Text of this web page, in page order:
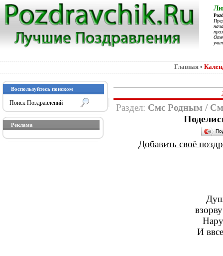
Главная •
Воспользуйтесь поиском
Реклама
Раздел: Смс Родным /
Добавить своё
И